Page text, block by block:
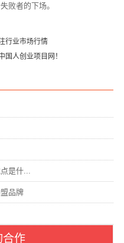
败者的下场。
行业市场行情
国人创业项目网！
是什...
品牌
合作